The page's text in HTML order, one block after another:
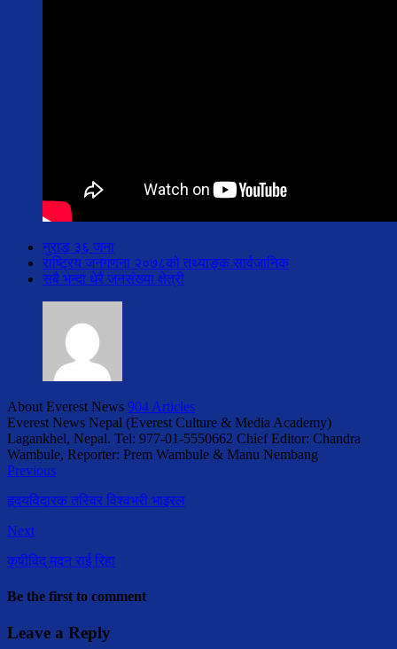
नुराङ ३६ जना
राष्ट्रिय जनगणना २०७८को तथ्याङ्क सार्वजानिक
सबै भन्दा धेरै जनसंख्या क्षेत्री
About Everest News 904 Articles
Everest News Nepal (Everest Culture & Media Academy)
Lagankhel, Nepal. Tel: 977-01-5550662 Chief Editor: Chandra
Wambule, Reporter: Prem Wambule & Manu Nembang
Previous
हृदयविदारक तस्विर विश्वभरी भाइरल
Next
कृषीविद् मदन राई रिहा
Be the first to comment
Leave a Reply